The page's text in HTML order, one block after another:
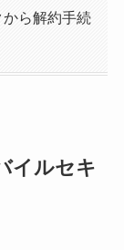
ら解約手続
イルセキ